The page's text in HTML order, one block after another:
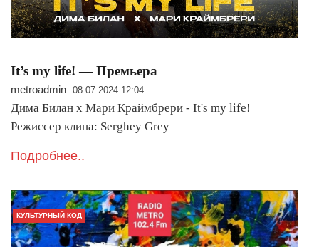
It’s my life! — Премьера
metroadmin 08.07.2024 12:04
Дима Билан x Мари Краймбрери - It's my life!
Режиссер клипа: Serghey Grey
Подробнее..
КУЛЬТУРНЫЙ КОД